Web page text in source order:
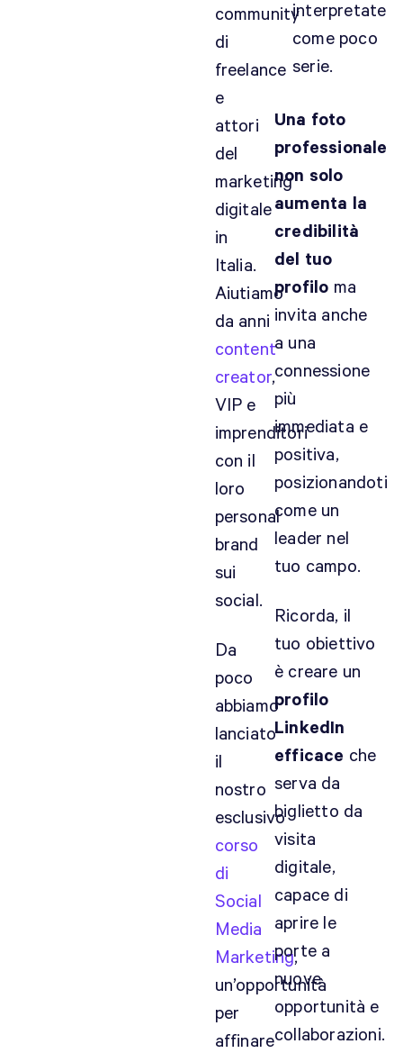
community
di
freelance
e
attori
del
marketing
digitale
in
Italia.
Aiutiamo
da anni
content
creator,
VIP e
imprenditori
con il
loro
personal
brand
sui
social.
Da
poco
abbiamo
lanciato
il
nostro
esclusivo
corso
di
Social
Media
Marketing,
un’opportunità
per
affinare
interpretate
come poco
serie.
Una foto
professionale
non solo
aumenta la
credibilità
del tuo
profilo ma
invita anche
a una
connessione
più
immediata e
positiva,
posizionandoti
come un
leader nel
tuo campo.
Ricorda, il
tuo obiettivo
è creare un
profilo
LinkedIn
efficace che
serva da
biglietto da
visita
digitale,
capace di
aprire le
porte a
nuove
opportunità e
collaborazioni.